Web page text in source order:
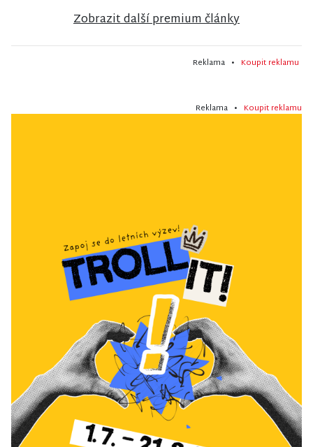
Zobrazit další premium články
Reklama • Koupit reklamu
Reklama • Koupit reklamu